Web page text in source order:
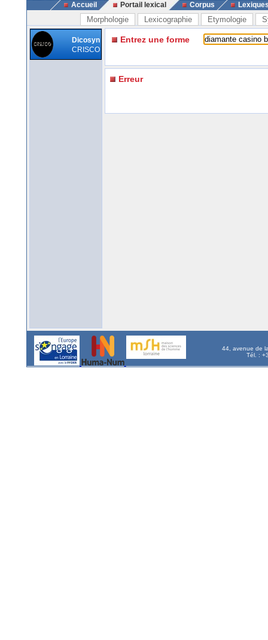
Accueil Portail lexical Corpus
Morphologie Lexicographie Etymologie
Dicosyn
CRISCO
Entrez une forme
Erreur
44, avenue de
Tél. :